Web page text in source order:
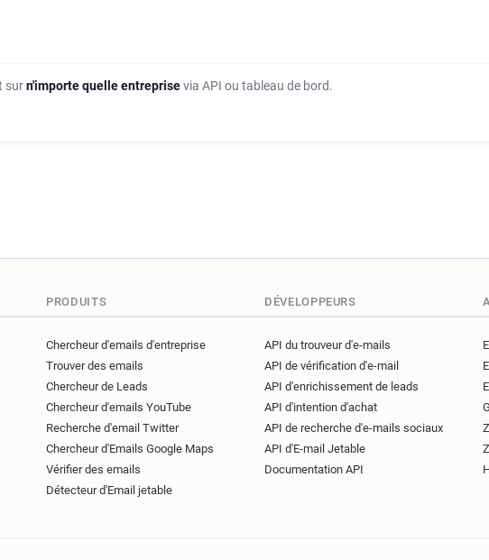
surn'importe quelle entreprisevia API ou tableau de bord.
PRODUITS
Chercheur d'emails d'entreprise
Trouver des emails
Chercheur de Leads
Chercheur d'emails YouTube
Recherche d'email Twitter
Chercheur d'Emails Google Maps
Vérifier des emails
Détecteur d'Email jetable
DÉVELOPPEURS
API du trouveur d'e-mails
API de vérification d'e-mail
API d'enrichissement de leads
API d'intention d'achat
API de recherche d'e-mails sociaux
API d'E-mail Jetable
Documentation API